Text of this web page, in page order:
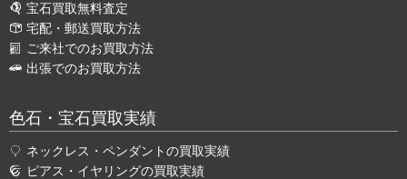
宝石買取無料査定
宅配・郵送買取方法
ご来社でのお買取方法
出張でのお買取方法
色石・宝石買取実績
ネックレス・ペンダントの買取実績
ピアス・イヤリングの買取実績